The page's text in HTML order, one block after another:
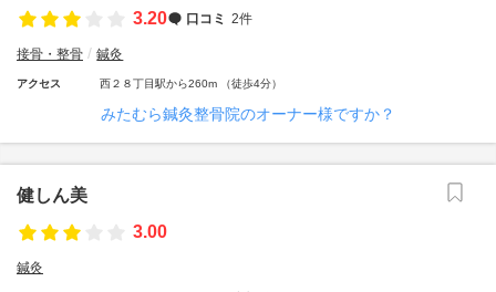
3.20
口コミ 2件
接骨・整骨 鍼灸
アクセス 西２８丁目駅から260m （徒歩4分）
みたむら鍼灸整骨院のオーナー様ですか？
健しん美
3.00
鍼灸